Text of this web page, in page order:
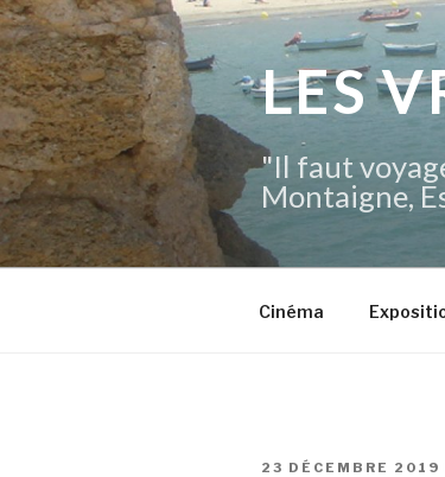
Aller
au
contenu
principal
LES
"Il faut
Montaigne,
Cinéma
PUBLIÉ
23 DÉCEMBRE 2019